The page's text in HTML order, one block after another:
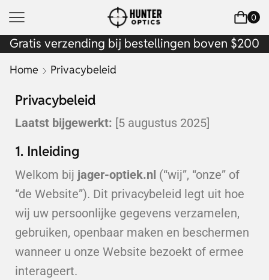
0
Gratis verzending bij bestellingen boven $200
Home Privacybeleid
Privacybeleid
Laatst bijgewerkt: [5 augustus 2025]
1. Inleiding
Welkom bij jager-optiek.nl (“wij”, “onze” of
“de Website”). Dit privacybeleid legt uit hoe
wij uw persoonlijke gegevens verzamelen,
gebruiken, openbaar maken en beschermen
wanneer u onze Website bezoekt of ermee
interageert.